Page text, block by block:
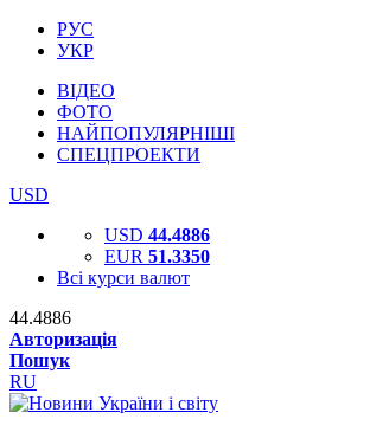
РУС
УКР
ВІДЕО
ФОТО
НАЙПОПУЛЯРНІШІ
СПЕЦПРОЕКТИ
USD
USD 44.4886
EUR 51.3350
Всі курси валют
44.4886
Авторизація
Пошук
RU